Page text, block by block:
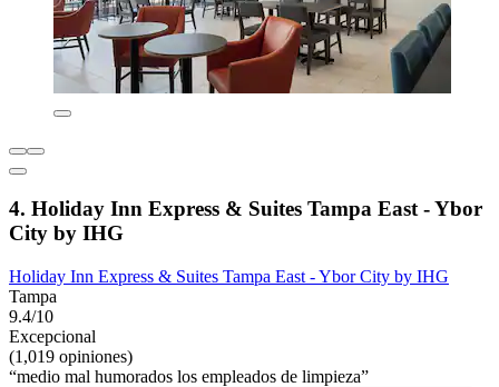
4. Holiday Inn Express & Suites Tampa East - Ybor
City by IHG
Holiday Inn Express & Suites Tampa East - Ybor City by IHG
Tampa
9.4/10
Excepcional
(1,019 opiniones)
“medio mal humorados los empleados de limpieza”